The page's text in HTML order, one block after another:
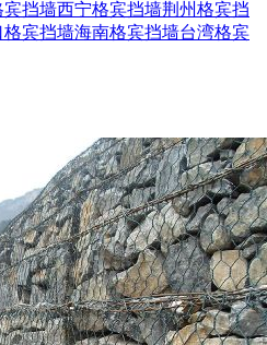
宾挡墙西宁格宾挡墙荆州格宾挡
格宾挡墙海南格宾挡墙台湾格宾